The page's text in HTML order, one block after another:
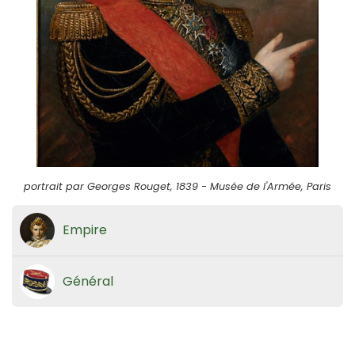
portrait par Georges Rouget, 1839 - Musée de l'Armée, Paris
Empire
Général